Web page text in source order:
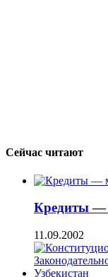
Сейчас читают
Кредиты —
11.09.2002